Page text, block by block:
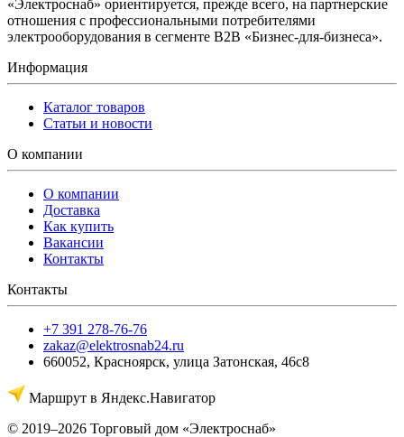
«Электроснаб» ориентируется, прежде всего, на партнерские
отношения с профессиональными потребителями
электрооборудования в сегменте B2B «Бизнес-для-бизнеса».
Информация
Каталог товаров
Статьи и новости
О компании
О компании
Доставка
Как купить
Вакансии
Контакты
Контакты
+7 391 278-76-76
zakaz@elektrosnab24.ru
660052, Красноярск, улица Затонская, 46с8
Маршрут в Яндекс.Навигатор
© 2019–2026 Торговый дом «Электроснаб»